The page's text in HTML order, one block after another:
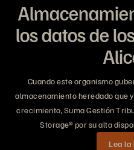
los datos de
Cuando este organismo
almacenamiento heredado que
crecimiento, Suma Gestión
Storage® por su alta
Lea la